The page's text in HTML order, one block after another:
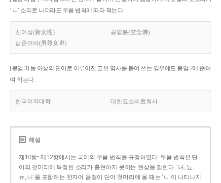
‘ㄴ’ 소리로 나더라도 두음 법칙에 따라 적는다.
신여성(新女性)
공염불(空念佛)
남존여비(男尊女卑)
[붙임 3] 둘 이상의 단어로 이루어진 고유 명사를 붙여 쓰는 경우에도 붙임 2에 준하
여 적는다.
한국여자대학 대한요소비료회사
해설
제10항~제12항에서는 국어의 두음 법칙을 규정하였다. 두음 법칙은 단
어의 첫머리에 특정한 소리가 출현하지 못하는 현상을 말한다. ‘녀, 뇨,
뉴, 니’를 포함하는 한자어 음절이 단어 첫머리에 올 때는 ‘ㄴ’이 나타나지